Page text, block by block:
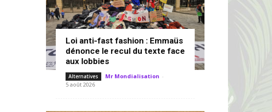
Loi anti-fast fashion : Emmaüs
dénonce le recul du texte face
aux lobbies
Alternatives Mr Mondialisation -
5 août 2026